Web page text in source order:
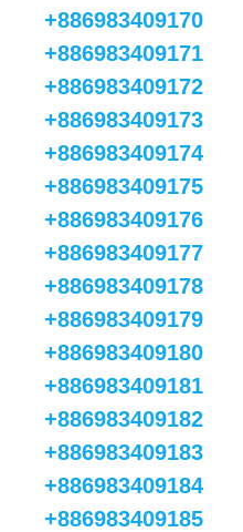
+886983409170
+886983409171
+886983409172
+886983409173
+886983409174
+886983409175
+886983409176
+886983409177
+886983409178
+886983409179
+886983409180
+886983409181
+886983409182
+886983409183
+886983409184
+886983409185